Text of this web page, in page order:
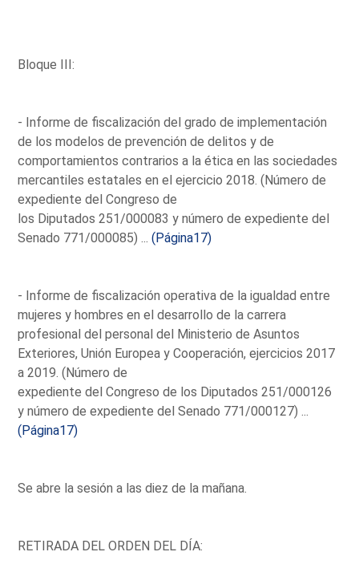
Bloque III:
- Informe de fiscalización del grado de implementación
de los modelos de prevención de delitos y de
comportamientos contrarios a la ética en las sociedades
mercantiles estatales en el ejercicio 2018. (Número de
expediente del Congreso de
los Diputados 251/000083 y número de expediente del
Senado 771/000085) ...(Página17)
- Informe de fiscalización operativa de la igualdad entre
mujeres y hombres en el desarrollo de la carrera
profesional del personal del Ministerio de Asuntos
Exteriores, Unión Europea y Cooperación, ejercicios 2017
a 2019. (Número de
expediente del Congreso de los Diputados 251/000126
y número de expediente del Senado 771/000127) ...
(Página17)
Se abre la sesión a las diez de la mañana.
RETIRADA DEL ORDEN DEL DÍA: